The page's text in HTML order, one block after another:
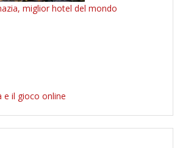
miglior hotel del mondo
e il gioco online